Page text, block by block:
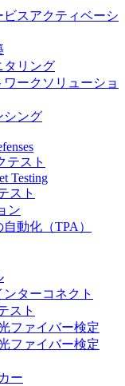
スアクティベーシ
タリング
ークソリューショ
シング
テスト
Testing
スト
ン
動化（TPA）
ターコネクト
スト
ファイバー検定
ファイバー検定
ー